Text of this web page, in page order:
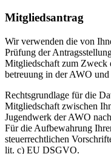
Mitgliedsantrag
Wir verwenden die von
Prüfung der
Mitgliedschaft zum Zweck
betreuung in der AWO
Rechtsgrundlage für die
Mitgliedschaft zwischen
Jugendwerk der AWO
Für die Aufbewahrung
steuerrechtlichen
lit. c) EU DSGVO.